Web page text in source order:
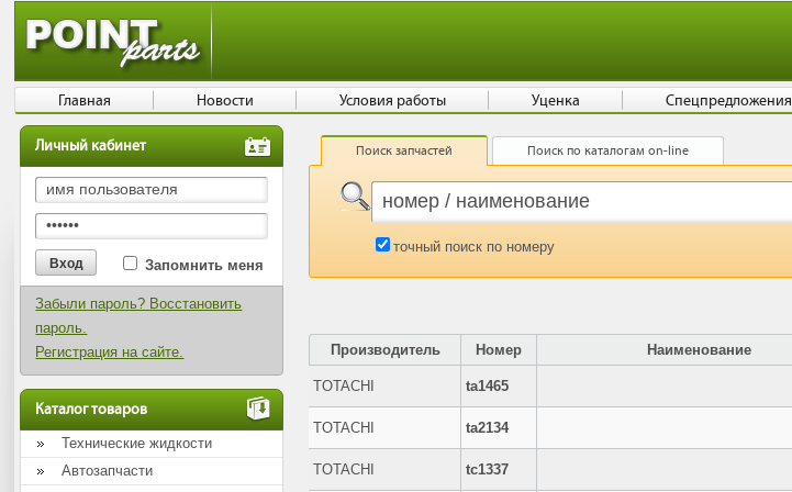
Личный кабинет
Запомнить меня
Забыли пароль? Восстановить
пароль.
Регистрация на сайте.
Каталог товаров
Технические жидкости
Автозапчасти
Поиск запчастей Поиск по каталогам on-line
точный поиск по номеру
Производитель Номер Наименование
TOTACHI ta1465
TOTACHI ta2134
TOTACHI tc1337
Главная Новости Условия работы Уценка Спецпредложения